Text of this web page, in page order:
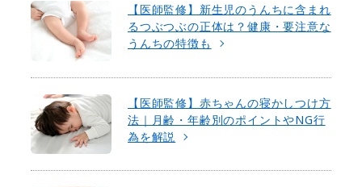
【医師監修】新生児のうんちに含まれ
るつぶつぶの正体は？健康・要注意な
うんちの特徴も
【医師監修】赤ちゃんの寝かしつけ方
法｜月齢・年齢別のポイントやNG行
為を解説